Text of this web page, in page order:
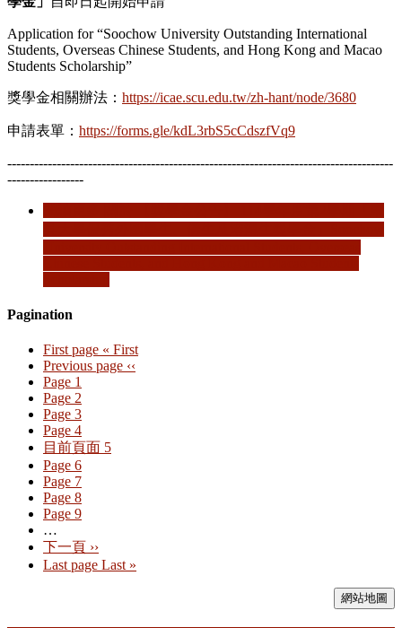
Application for “Soochow University Outstanding International
Students, Overseas Chinese Students, and Hong Kong and Macao
Students Scholarship”
獎學金相關辦法： https://icae.scu.edu.tw/zh-hant/node/3680
申請表單： https://forms.gle/kdL3rbS5cCdszfVq9
--------------------------------------------------------------------------------------
-----------------
Pagination
First page « First
Previous page ‹‹
Page 1
Page 2
Page 3
Page 4
目前頁面 5
Page 6
Page 7
Page 8
Page 9
…
下一頁 ››
Last page Last »
網站地圖